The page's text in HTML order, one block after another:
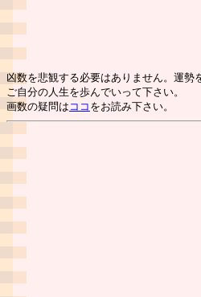
凶数を悲観する必要はありません。運勢
ご自分の人生を歩んでいって下さい。
画数の疑問は ココ をお読み下さい。